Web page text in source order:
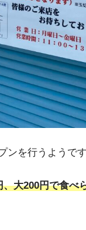
ンを行うようです
大200円で食べ